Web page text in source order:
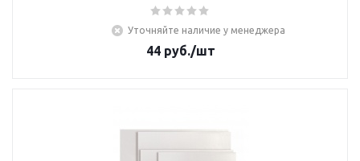
Уточняйте наличие у менеджера
44руб./шт